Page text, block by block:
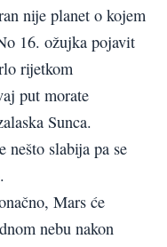
nije planet o kojem
16. ožujka pojavit
rijetkom
put morate
Sunca.
slabija pa se
Mars će
nebu nakon